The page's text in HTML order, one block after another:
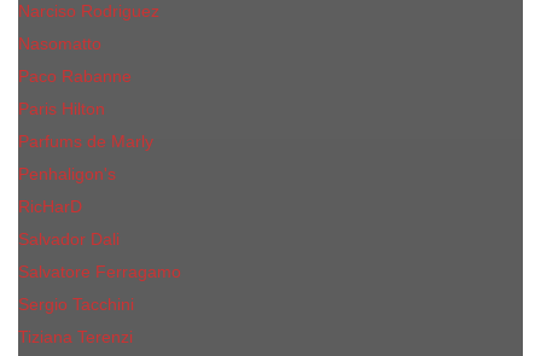
Narciso Rodriguez
Nasomatto
Paco Rabanne
Paris Hilton
Parfums de Marly
Penhaligon​'s
RicHarD
Salvador Dali
Salvatore Ferragamo
Sergio Tacchini
Tiziana Terenzi